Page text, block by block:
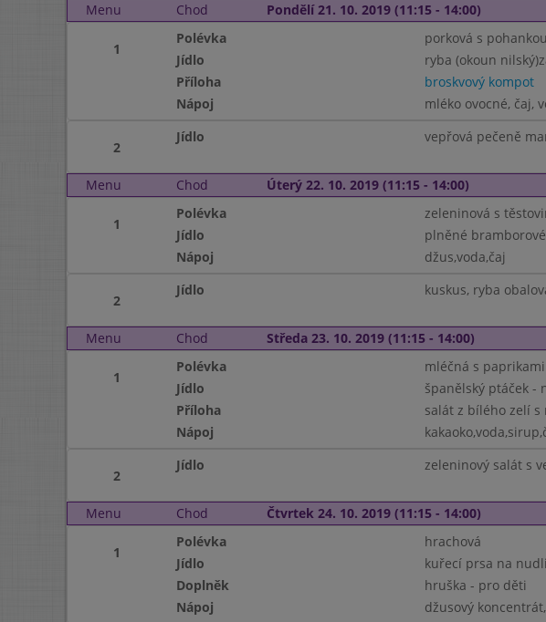
Menu
Chod Pondělí 21. 10. 2019 (11:15 - 14:00)
1
Polévka porková s pohankou
Jídlo
ryba (okoun
Příloha
broskvový kompot
Nápoj
mléko ovocné, čaj,
2
Jídlo vepřová pečeně
Menu Chod Úterý 22. 10. 2019 (11:15 - 14:00)
1
Polévka zeleninová s
Jídlo
plněné
Nápoj
džus,voda,čaj
2
Jídlo kuskus, ryba
Menu Chod Středa 23. 10. 2019 (11:15 - 14:00)
1
Polévka mléčná s paprikami
Jídlo
španělský ptáček -
Příloha
salát z bílého zelí s
Nápoj
2
Jídlo zeleninový salát s
Menu Chod Čtvrtek 24. 10. 2019 (11:15 - 14:00)
1
Polévka hrachová
Jídlo
kuřecí prsa na
Doplněk
hruška - pro děti
Nápoj
džusový